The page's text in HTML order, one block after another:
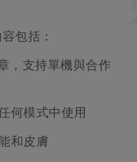
包括：
，支持單機與合作
何模式中使用
和皮膚